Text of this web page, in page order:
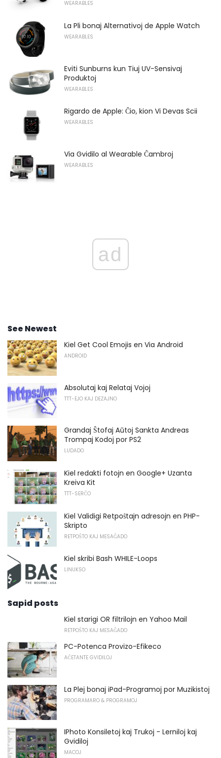
WEARABLES
La Pli bonaj Alternativoj de Apple Watch
WEARABLES
Eviti Sunburns kun Tiuj UV-Sensivaj
Produktoj
WEARABLES
Rigardo de Apple: Ĉio, kion Vi Devas Scii
WEARABLES
Via Gvidilo al Wearable Ĉambroj
WEARABLES
ad
See Newest
Kiel Get Cool Emojis en Via Android
ANDROID
Absolutaj kaj Relataj Vojoj
TTT-EJO KAJ DEZAJNO
Grandaj Ŝtofaj Aŭtoj Sankta Andreas
Trompaj Kodoj por PS2
LUDADO
Kiel redakti fotojn en Google+ Uzanta
Kreiva Kit
TTT-SERĈO
Kiel Validigi Retpoŝtajn adresojn en PHP-
Skripto
RETPOŜTO KAJ MESAĜADO
Kiel skribi Bash WHILE-Loops
LINUKSO
Sapid posts
Kiel starigi OR filtrilojn en Yahoo Mail
RETPOŜTO KAJ MESAĜADO
PC-Potenca Provizo-Efikeco
AĈETANTE GVIDILOJ
La Plej bonaj iPad-Programoj por Muzikistoj
PROGRAMARO & PROGRAMOJ
IPhoto Konsiletoj kaj Trukoj - Lerniloj kaj
Gvidiloj
MACOJ